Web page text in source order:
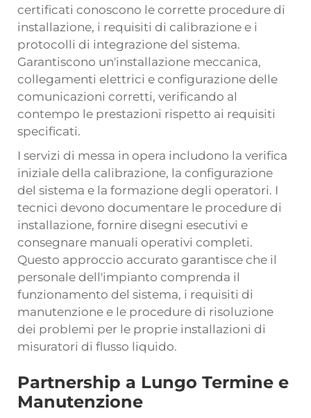
certificati conoscono le corrette procedure di
installazione, i requisiti di calibrazione e i
protocolli di integrazione del sistema.
Garantiscono un'installazione meccanica,
collegamenti elettrici e configurazione delle
comunicazioni corretti, verificando al
contempo le prestazioni rispetto ai requisiti
specificati.
I servizi di messa in opera includono la verifica
iniziale della calibrazione, la configurazione
del sistema e la formazione degli operatori. I
tecnici devono documentare le procedure di
installazione, fornire disegni esecutivi e
consegnare manuali operativi completi.
Questo approccio accurato garantisce che il
personale dell'impianto comprenda il
funzionamento del sistema, i requisiti di
manutenzione e le procedure di risoluzione
dei problemi per le proprie installazioni di
misuratori di flusso liquido.
Partnership a Lungo Termine e
Manutenzione